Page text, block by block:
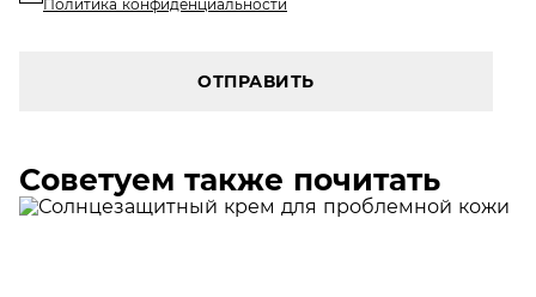
Политика конфиденциальности
ОТПРАВИТЬ
Советуем также почитать